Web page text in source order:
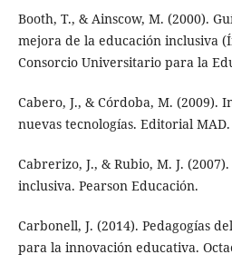
Booth, T., & Ainscow, M. (2000).
mejora de la educación inclusiva
Consorcio Universitario para la
Cabero, J., & Córdoba, M. (2009).
nuevas tecnologías. Editorial MAD.
Cabrerizo, J., & Rubio, M. J.
inclusiva. Pearson Educación.
Carbonell, J. (2014). Pedagogías
para la innovación educativa.